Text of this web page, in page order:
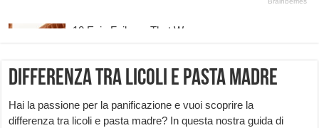
Differenza tra licoli e pasta madre
Hai la passione per la panificazione e vuoi scoprire la
differenza tra licoli e pasta madre? In questa nostra guida di